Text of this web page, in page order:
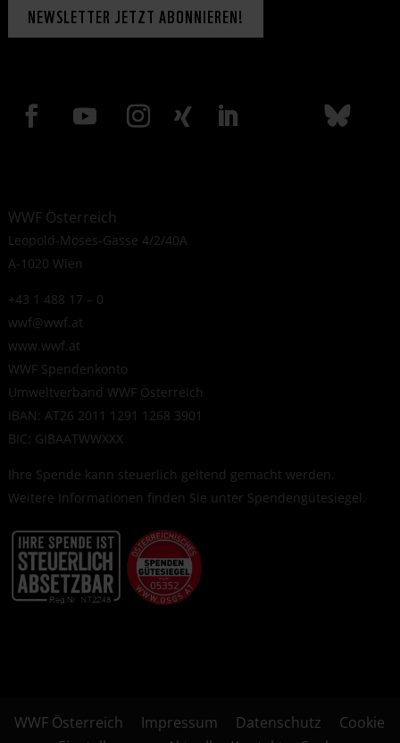
NEWSLETTER JETZT ABONNIEREN!
WWF Österreich
Leopold-Moses-Gasse 4/2/40A
A-1020 Wien
+43 1 488 17 – 0
wwf@wwf.at
www.wwf.at
WWF Spendenkonto
Umweltverband WWF Österreich
IBAN: AT26 2011 1291 1268 3901
BIC: GIBAATWWXXX
Ihre Spende kann steuerlich geltend gemacht werden.
Weitere Informationen finden Sie unter Spendengütesiegel
WWF Österreich Impressum Datenschutz
Cookie